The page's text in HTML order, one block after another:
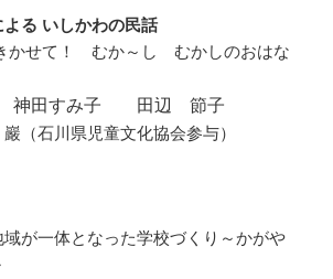
る いしかわの民話
かせて！ むか～し むかしのおはな
田すみ子 田辺 節子
（石川県児童文化協会参与）
域が一体となった学校づくり ～かがや